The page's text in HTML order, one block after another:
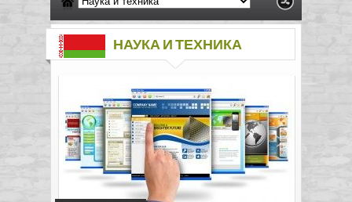
НАУКА И ТЕХНИКА